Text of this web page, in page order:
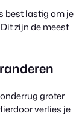
best lastig om je
zijn de meest
groter
verlies je